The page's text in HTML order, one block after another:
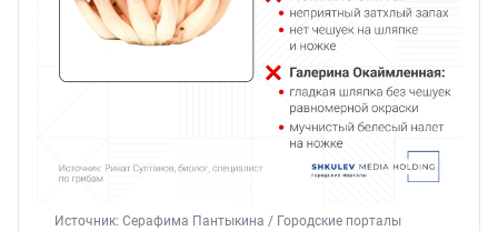
Источник: Серафима Пантыкина / Городские порталы